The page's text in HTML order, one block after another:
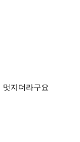
지더라구요